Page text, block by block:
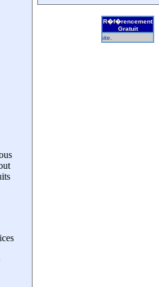
R�f�rencement
Gratuit